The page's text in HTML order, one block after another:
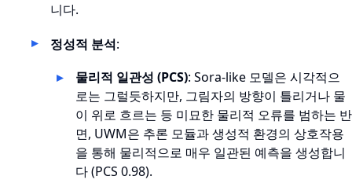
니다.
정성적 분석:
물리적 일관성 (PCS): Sora-like 모델은 시각적으
로는 그럴듯하지만, 그림자의 방향이 틀리거나 물
이 위로 흐르는 등 미묘한 물리적 오류를 범하는 반
면, UWM은 추론 모듈과 생성적 환경의 상호작용
을 통해 물리적으로 매우 일관된 예측을 생성합니
다 (PCS 0.98).